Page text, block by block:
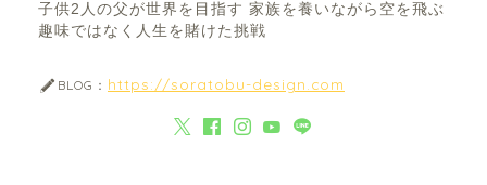
子供2人の父が世界を目指す 家族を養いながら空を飛ぶ
趣味ではなく人生を賭けた挑戦
BLOG： https://soratobu-design.com